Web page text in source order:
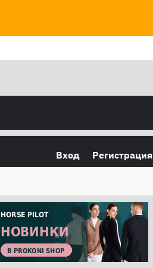
Вход Регистрация